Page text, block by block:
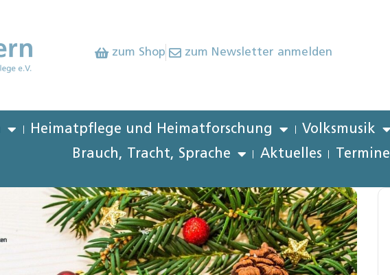
zum Shop zum Newsletter anmelden
Heimatpflege und Heimatforschung Volksmusik
Brauch, Tracht, Sprache
Aktuelles Termine